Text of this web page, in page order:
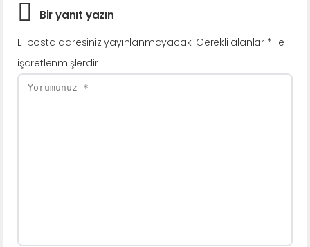
Bir yanıt yazın
E-posta adresiniz yayınlanmayacak. Gerekli alanlar * ile
işaretlenmişlerdir